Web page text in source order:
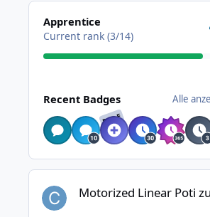
Alle anzeigen
Apprentice
Current rank (3/14)
Recent Badges Alle
RARE
Motorized Linear Poti zuckt hin und
Motorized Linear Poti